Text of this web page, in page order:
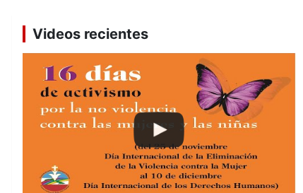
Videos recientes